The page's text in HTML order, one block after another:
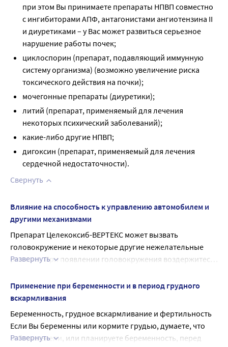
при этом Вы принимаете препараты НПВП совместно
с ингибиторами АПФ, антагонистами ангиотензина II
и диуретиками – у Вас может развиться серьезное
нарушение работы почек;
циклоспорин (препарат, подавляющий иммунную
систему организма) (возможно увеличение риска
токсического действия на почки);
мочегонные препараты (диуретики);
литий (препарат, применяемый для лечения
некоторых психический заболеваний);
какие-либо другие НПВП;
дигоксин (препарат, применяемый для лечения
сердечной недостаточности).
Свернуть
Влияние на способность к управлению автомобилем и
другими механизмами
Препарат Целекоксиб-ВЕРТЕКС может вызвать
головокружение и некоторые другие нежелательные
реакции. При появлении головокружения воздержитесь
механизмами.
Развернуть
Применение при беременности и в период грудного
вскармливания
Беременность, грудное вскармливание и фертильность
Если Вы беременны или кормите грудью, думаете, что
забеременели, или планируете беременность, перед
Развернуть